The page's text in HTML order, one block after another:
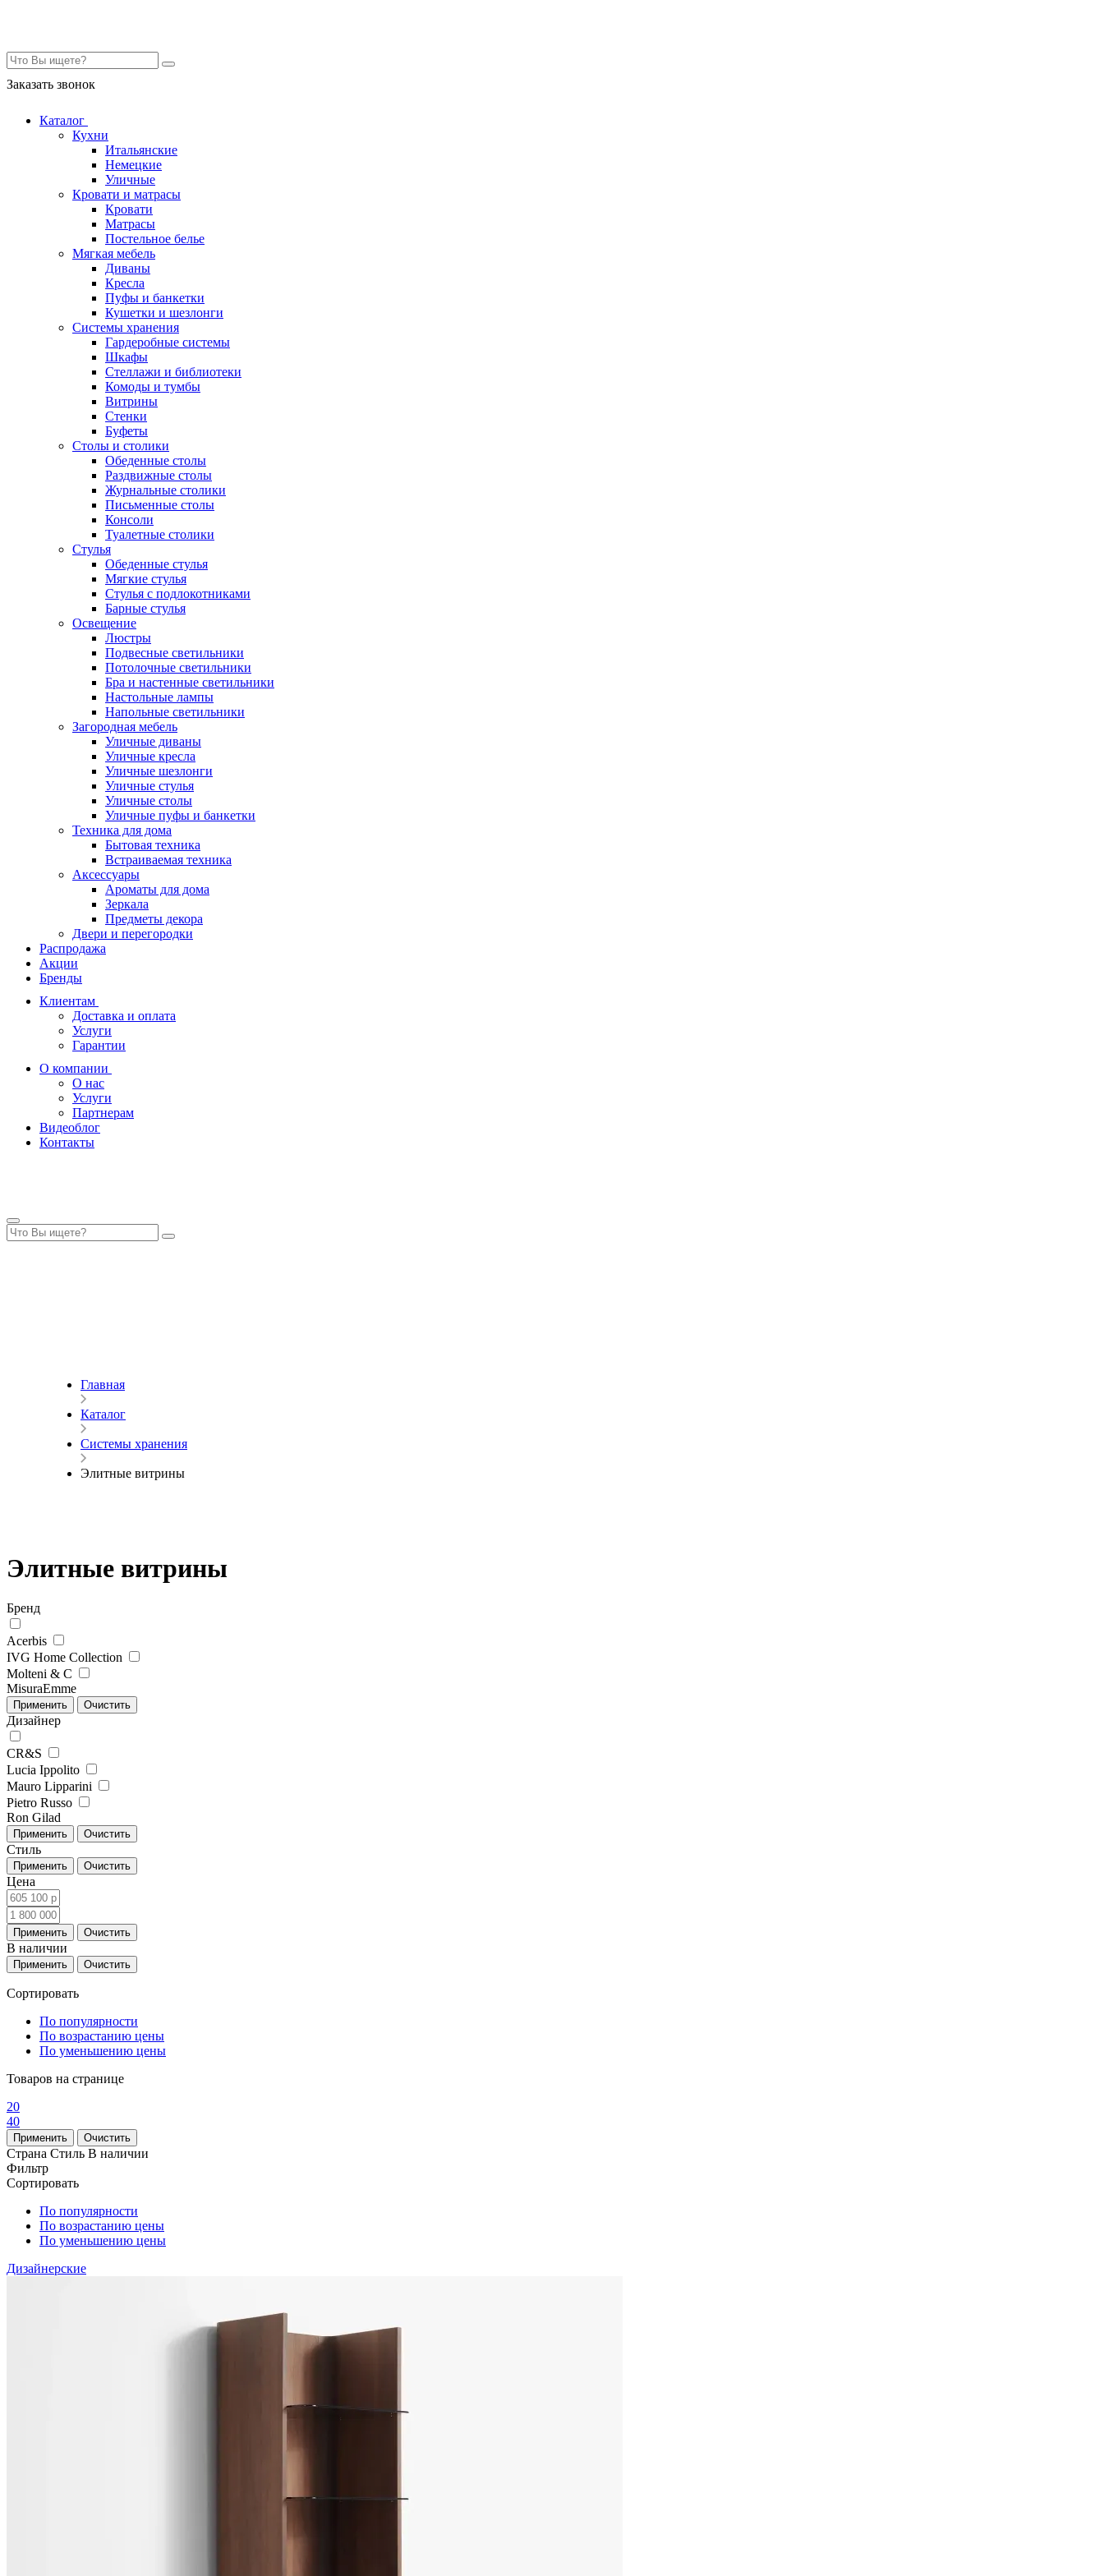
Заказать звонок
Каталог
Кухни
Итальянские
Немецкие
Уличные
Кровати и матрасы
Кровати
Матрасы
Постельное белье
Мягкая мебель
Диваны
Кресла
Пуфы и банкетки
Кушетки и шезлонги
Системы хранения
Гардеробные системы
Шкафы
Стеллажи и библиотеки
Комоды и тумбы
Витрины
Стенки
Буфеты
Столы и столики
Обеденные столы
Раздвижные столы
Журнальные столики
Письменные столы
Консоли
Туалетные столики
Стулья
Обеденные стулья
Мягкие стулья
Стулья с подлокотниками
Барные стулья
Освещение
Люстры
Подвесные светильники
Потолочные светильники
Бра и настенные светильники
Настольные лампы
Напольные светильники
Загородная мебель
Уличные диваны
Уличные кресла
Уличные шезлонги
Уличные стулья
Уличные столы
Уличные пуфы и банкетки
Техника для дома
Бытовая техника
Встраиваемая техника
Аксессуары
Ароматы для дома
Зеркала
Предметы декора
Двери и перегородки
Распродажа
Акции
Бренды
Клиентам
Доставка и оплата
Услуги
Гарантии
О компании
О нас
Услуги
Партнерам
Видеоблог
Контакты
Главная
Каталог
Системы хранения
Элитные витрины
Элитные витрины
Бренд
Acerbis
IVG Home Collection
Molteni & C
MisuraEmme
Дизайнер
CR&S
Lucia Ippolito
Mauro Lipparini
Pietro Russo
Ron Gilad
Стиль
Цена
В наличии
Сортировать
По популярности
По возрастанию цены
По уменьшению цены
Товаров на странице
20
40
Страна Стиль В наличии
Фильтр
Сортировать
По популярности
По возрастанию цены
По уменьшению цены
Дизайнерские